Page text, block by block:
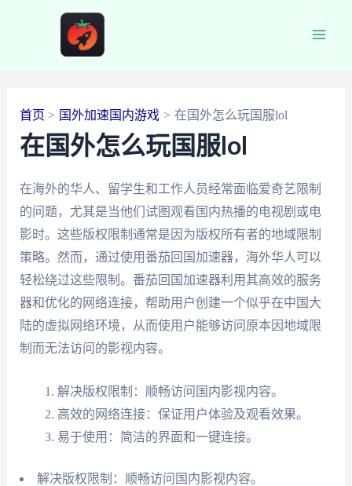
首页 国外加速国内游戏 在国外怎么玩国服lol
在国外怎么玩国服lol
在海外的华人、留学生和工作人员经常面临爱奇艺限制
的问题，尤其是当他们试图观看国内热播的电视剧或电
影时。这些版权限制通常是因为版权所有者的地域限制
策略。然而，通过使用番茄回国加速器，海外华人可以
轻松绕过这些限制。番茄回国加速器利用其高效的服务
器和优化的网络连接，帮助用户创建一个似乎在中国大
陆的虚拟网络环境，从而使用户能够访问原本因地域限
制而无法访问的影视内容。
解决版权限制：顺畅访问国内影视内容。
高效的网络连接：保证用户体验及观看效果。
易于使用：简洁的界面和一键连接。
解决版权限制：顺畅访问国内影视内容。